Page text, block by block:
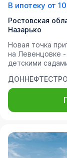
В ипотеку от
Ростовская
Назарько
Новая точка
на Левенцовке
детскими